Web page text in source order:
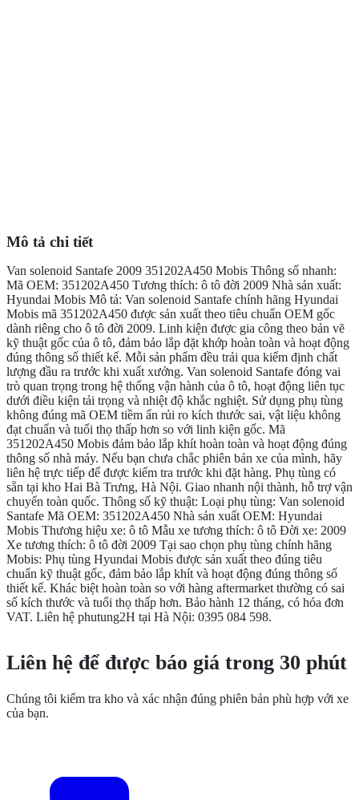
Mô tả chi tiết
Van solenoid Santafe 2009 351202A450 Mobis Thông số nhanh:
Mã OEM: 351202A450 Tương thích: ô tô đời 2009 Nhà sản xuất:
Hyundai Mobis Mô tả: Van solenoid Santafe chính hãng Hyundai
Mobis mã 351202A450 được sản xuất theo tiêu chuẩn OEM gốc
dành riêng cho ô tô đời 2009. Linh kiện được gia công theo bản vẽ
kỹ thuật gốc của ô tô, đảm bảo lắp đặt khớp hoàn toàn và hoạt động
đúng thông số thiết kế. Mỗi sản phẩm đều trải qua kiểm định chất
lượng đầu ra trước khi xuất xưởng. Van solenoid Santafe đóng vai
trò quan trọng trong hệ thống vận hành của ô tô, hoạt động liên tục
dưới điều kiện tải trọng và nhiệt độ khắc nghiệt. Sử dụng phụ tùng
không đúng mã OEM tiềm ẩn rủi ro kích thước sai, vật liệu không
đạt chuẩn và tuổi thọ thấp hơn so với linh kiện gốc. Mã
351202A450 Mobis đảm bảo lắp khít hoàn toàn và hoạt động đúng
thông số nhà máy. Nếu bạn chưa chắc phiên bản xe của mình, hãy
liên hệ trực tiếp để được kiểm tra trước khi đặt hàng. Phụ tùng có
sẵn tại kho Hai Bà Trưng, Hà Nội. Giao nhanh nội thành, hỗ trợ vận
chuyển toàn quốc. Thông số kỹ thuật: Loại phụ tùng: Van solenoid
Santafe Mã OEM: 351202A450 Nhà sản xuất OEM: Hyundai
Mobis Thương hiệu xe: ô tô Mẫu xe tương thích: ô tô Đời xe: 2009
Xe tương thích: ô tô đời 2009 Tại sao chọn phụ tùng chính hãng
Mobis: Phụ tùng Hyundai Mobis được sản xuất theo đúng tiêu
chuẩn kỹ thuật gốc, đảm bảo lắp khít và hoạt động đúng thông số
thiết kế. Khác biệt hoàn toàn so với hàng aftermarket thường có sai
số kích thước và tuổi thọ thấp hơn. Bảo hành 12 tháng, có hóa đơn
VAT. Liên hệ phutung2H tại Hà Nội: 0395 084 598.
Liên hệ để được báo giá trong 30 phút
Chúng tôi kiểm tra kho và xác nhận đúng phiên bản phù hợp với xe
của bạn.